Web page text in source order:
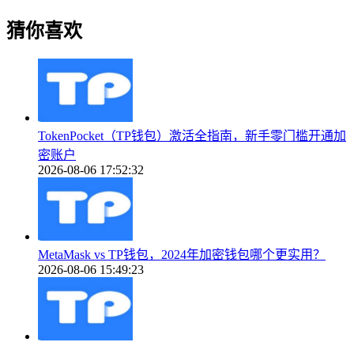
猜你喜欢
TokenPocket（TP钱包）激活全指南，新手零门槛开通加
密账户
2026-08-06 17:52:32
MetaMask vs TP钱包，2024年加密钱包哪个更实用？
2026-08-06 15:49:23